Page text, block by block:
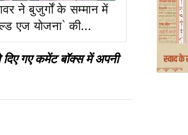
ने बुजुर्गों के सम्मान में
एज योजना` की
गए कमेंट बॉक्स में अपनी